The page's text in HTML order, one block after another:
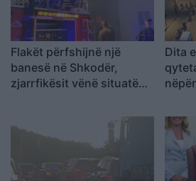
Flakët përfshijnë një
banesë në Shkodër,
zjarrfikësit vënë situatën
Dita